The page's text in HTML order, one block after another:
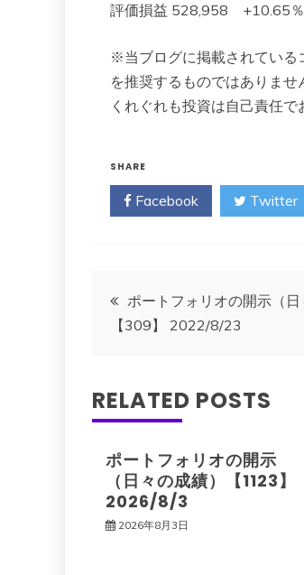
評価損益 528,958 +10.65％
※当ブログに掲載されている
を推奨するものではありま
くれぐれも投資は自己責任で
SHARE
Facebook Twitter
投
稿
ナ
ゲ
ー
ポートフォリオの開示（日
【309】 2022/8/23
RELATED POSTS
ポートフォリオの開示
（日々の成績）【1123】
2026/8/3
2026年8月3日